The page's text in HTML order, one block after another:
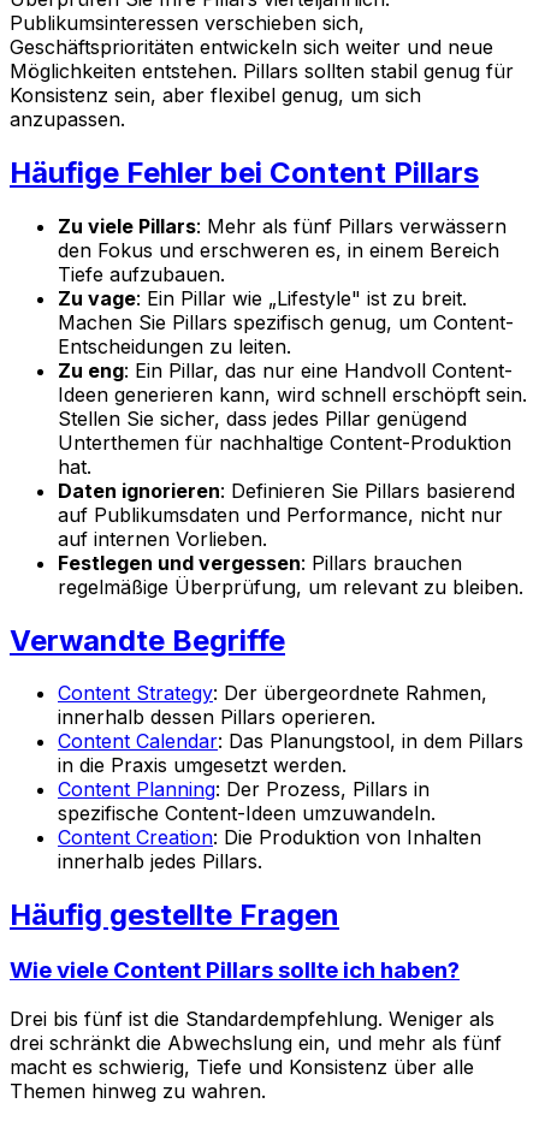
Publikumsinteressen verschieben sich,
Geschäftsprioritäten entwickeln sich weiter und neue
Möglichkeiten entstehen. Pillars sollten stabil genug für
Konsistenz sein, aber flexibel genug, um sich
anzupassen.
Häufige Fehler bei Content Pillars
Zu viele Pillars: Mehr als fünf Pillars verwässern
den Fokus und erschweren es, in einem Bereich
Tiefe aufzubauen.
Zu vage: Ein Pillar wie „Lifestyle" ist zu breit.
Machen Sie Pillars spezifisch genug, um Content-
Entscheidungen zu leiten.
Zu eng: Ein Pillar, das nur eine Handvoll Content-
Ideen generieren kann, wird schnell erschöpft sein.
Stellen Sie sicher, dass jedes Pillar genügend
Unterthemen für nachhaltige Content-Produktion
hat.
Daten ignorieren: Definieren Sie Pillars basierend
auf Publikumsdaten und Performance, nicht nur
auf internen Vorlieben.
Festlegen und vergessen: Pillars brauchen
regelmäßige Überprüfung, um relevant zu bleiben.
Verwandte Begriffe
Content Strategy: Der übergeordnete Rahmen,
innerhalb dessen Pillars operieren.
Content Calendar: Das Planungstool, in dem Pillars
in die Praxis umgesetzt werden.
Content Planning: Der Prozess, Pillars in
spezifische Content-Ideen umzuwandeln.
Content Creation: Die Produktion von Inhalten
innerhalb jedes Pillars.
Häufig gestellte Fragen
Wie viele Content Pillars sollte ich haben?
Drei bis fünf ist die Standardempfehlung. Weniger als
drei schränkt die Abwechslung ein, und mehr als fünf
macht es schwierig, Tiefe und Konsistenz über alle
Themen hinweg zu wahren.